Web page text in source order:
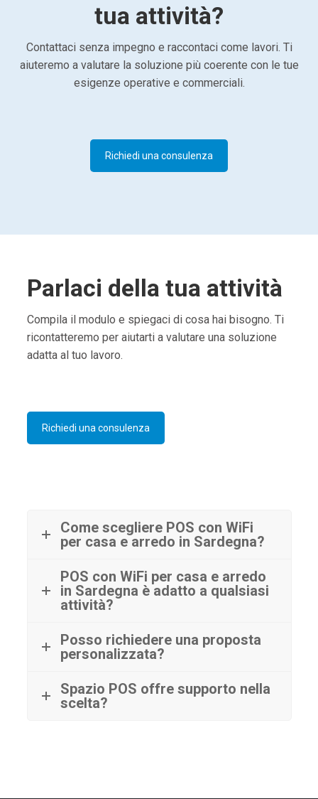
tua attività?
Contattaci senza impegno e raccontaci come lavori. Ti
aiuteremo a valutare la soluzione più coerente con le tue
esigenze operative e commerciali.
Richiedi una consulenza
Parlaci della tua attività
Compila il modulo e spiegaci di cosa hai bisogno. Ti
ricontatteremo per aiutarti a valutare una soluzione
adatta al tuo lavoro.
Richiedi una consulenza
Come scegliere POS con WiFi
per casa e arredo in Sardegna?
POS con WiFi per casa e arredo
in Sardegna è adatto a qualsiasi
attività?
Posso richiedere una proposta
personalizzata?
Spazio POS offre supporto nella
scelta?